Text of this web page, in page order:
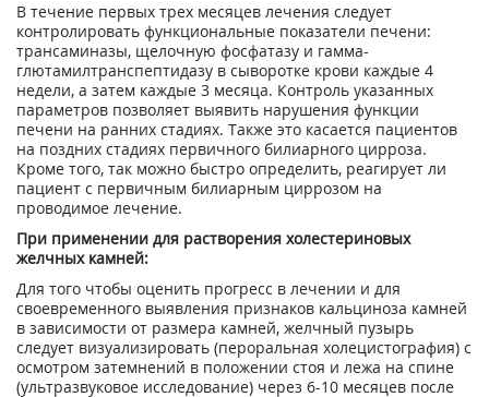
В течение первых трех месяцев лечения следует
контролировать функциональные показатели печени:
трансаминазы, щелочную фосфатазу и гамма-
глютамилтранспептидазу в сыворотке крови каждые 4
недели, а затем каждые 3 месяца. Контроль указанных
параметров позволяет выявить нарушения функции
печени на ранних стадиях. Также это касается пациентов
на поздних стадиях первичного билиарного цирроза.
Кроме того, так можно быстро определить, реагирует ли
пациент с первичным билиарным циррозом на
проводимое лечение.
При применении для растворения холестериновых
желчных камней:
Для того чтобы оценить прогресс в лечении и для
своевременного выявления признаков кальциноза камней
в зависимости от размера камней, желчный пузырь
следует визуализировать (пероральная холецистография) с
осмотром затемнений в положении стоя и лежа на спине
(ультразвуковое исследование) через 6-10 месяцев после